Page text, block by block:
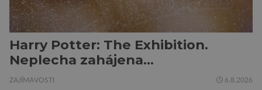
Harry Potter: The Exhibition.
Neplecha zahájena…
ZAJÍMAVOSTI 6.8.2026